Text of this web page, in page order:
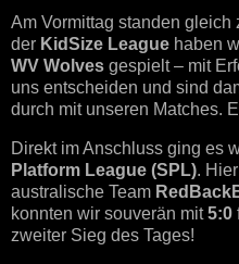
Am Vormittag standen
der KidSize League haben
WV Wolves gespielt – mit
uns entscheiden und sind
durch mit unseren Matches.
Direkt im Anschluss ging es
Platform League (SPL).
australische Team
konnten wir souverän mit5:0
zweiter Sieg des Tages!